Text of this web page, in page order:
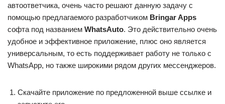
автоответчика, очень часто решают данную задачу с
помощью предлагаемого разработчиком Bringar Apps
софта под названием WhatsAuto. Это действительно очень
удобное и эффективное приложение, плюс оно является
универсальным, то есть поддерживает работу не только с
WhatsApp, но также широкими рядом других мессенджеров.
Скачайте приложение по предложенной выше ссылке и